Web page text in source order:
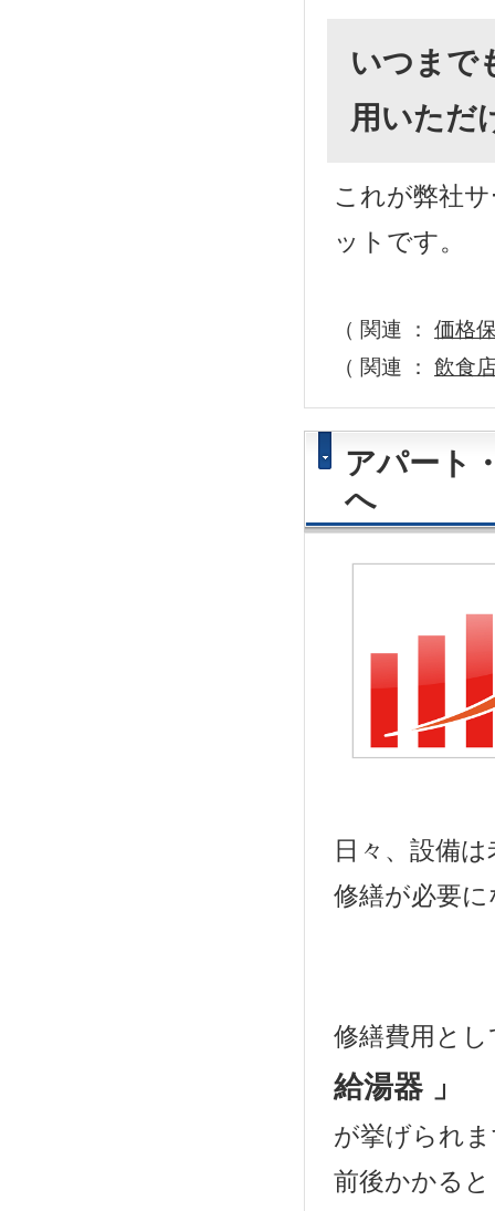
いつまで
用いただ
これが弊社
ットです。
（ 関連 ： 価格
（ 関連 ： 飲食
アパート
へ
日々、設備
修繕が必要
修繕費用と
給湯器 」
が挙げられ
前後かかる